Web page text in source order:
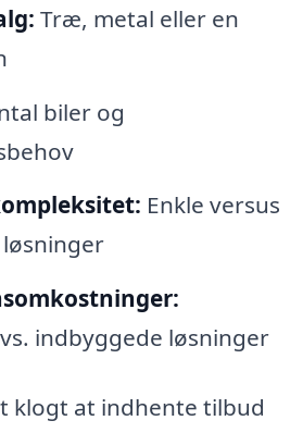
Træ, metal eller en
biler og
Enkle versus
indbyggede løsninger
klogt at indhente tilbud